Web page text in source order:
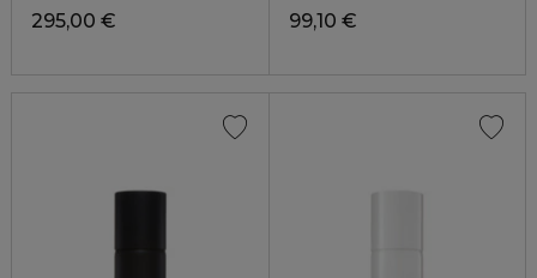
295,00 € 99,10 €